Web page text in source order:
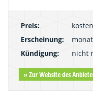
Preis:
Erscheinung:
Kündigung:
nicht
» Zur Website des